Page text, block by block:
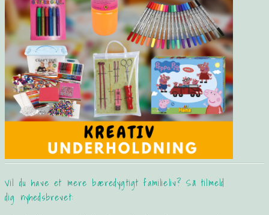
Vil du have et mere bæredygtigt familieliv? Så tilmeld
dig nyhedsbrevet: